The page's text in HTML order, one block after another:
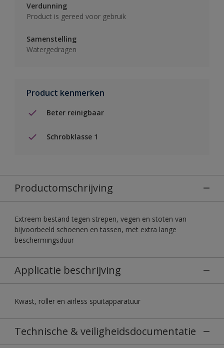
Verdunning
Product is gereed voor gebruik
Samenstelling
Watergedragen
Product kenmerken
Beter reinigbaar
Schrobklasse 1
Productomschrijving
Extreem bestand tegen strepen, vegen en stoten van
bijvoorbeeld schoenen en tassen, met extra lange
beschermingsduur
Applicatie beschrijving
Kwast, roller en airless spuitapparatuur
Technische & veiligheidsdocumentatie